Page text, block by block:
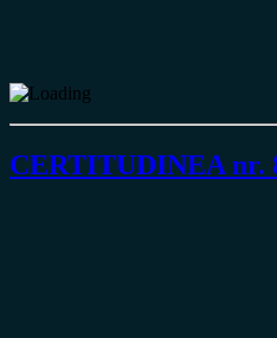
CERTITUDINEA nr.